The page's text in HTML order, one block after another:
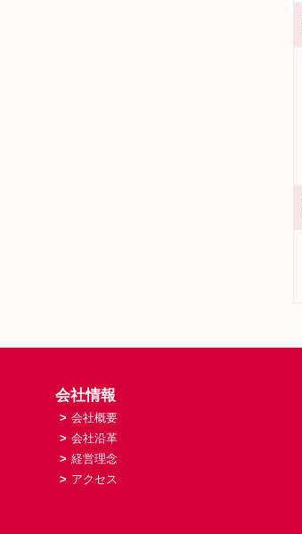
会社情報
> 会社概要
> 会社沿革
> 経営理念
> アクセス